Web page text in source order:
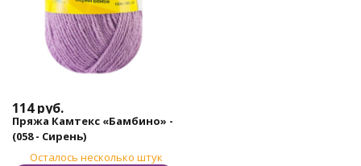
114 руб.
Пряжа Камтекс «Бамбино» -
(058 - Сирень)
Осталось несколько штук